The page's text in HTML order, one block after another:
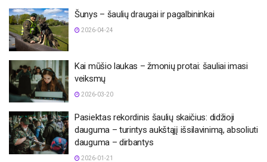
Šunys – šaulių draugai ir pagalbininkai
2026-04-24
Kai mūšio laukas – žmonių protai: šauliai imasi
veiksmų
2026-03-20
Pasiektas rekordinis šaulių skaičius: didžioji
dauguma – turintys aukštąjį išsilavinimą, absoliuti
dauguma – dirbantys
2026-01-21